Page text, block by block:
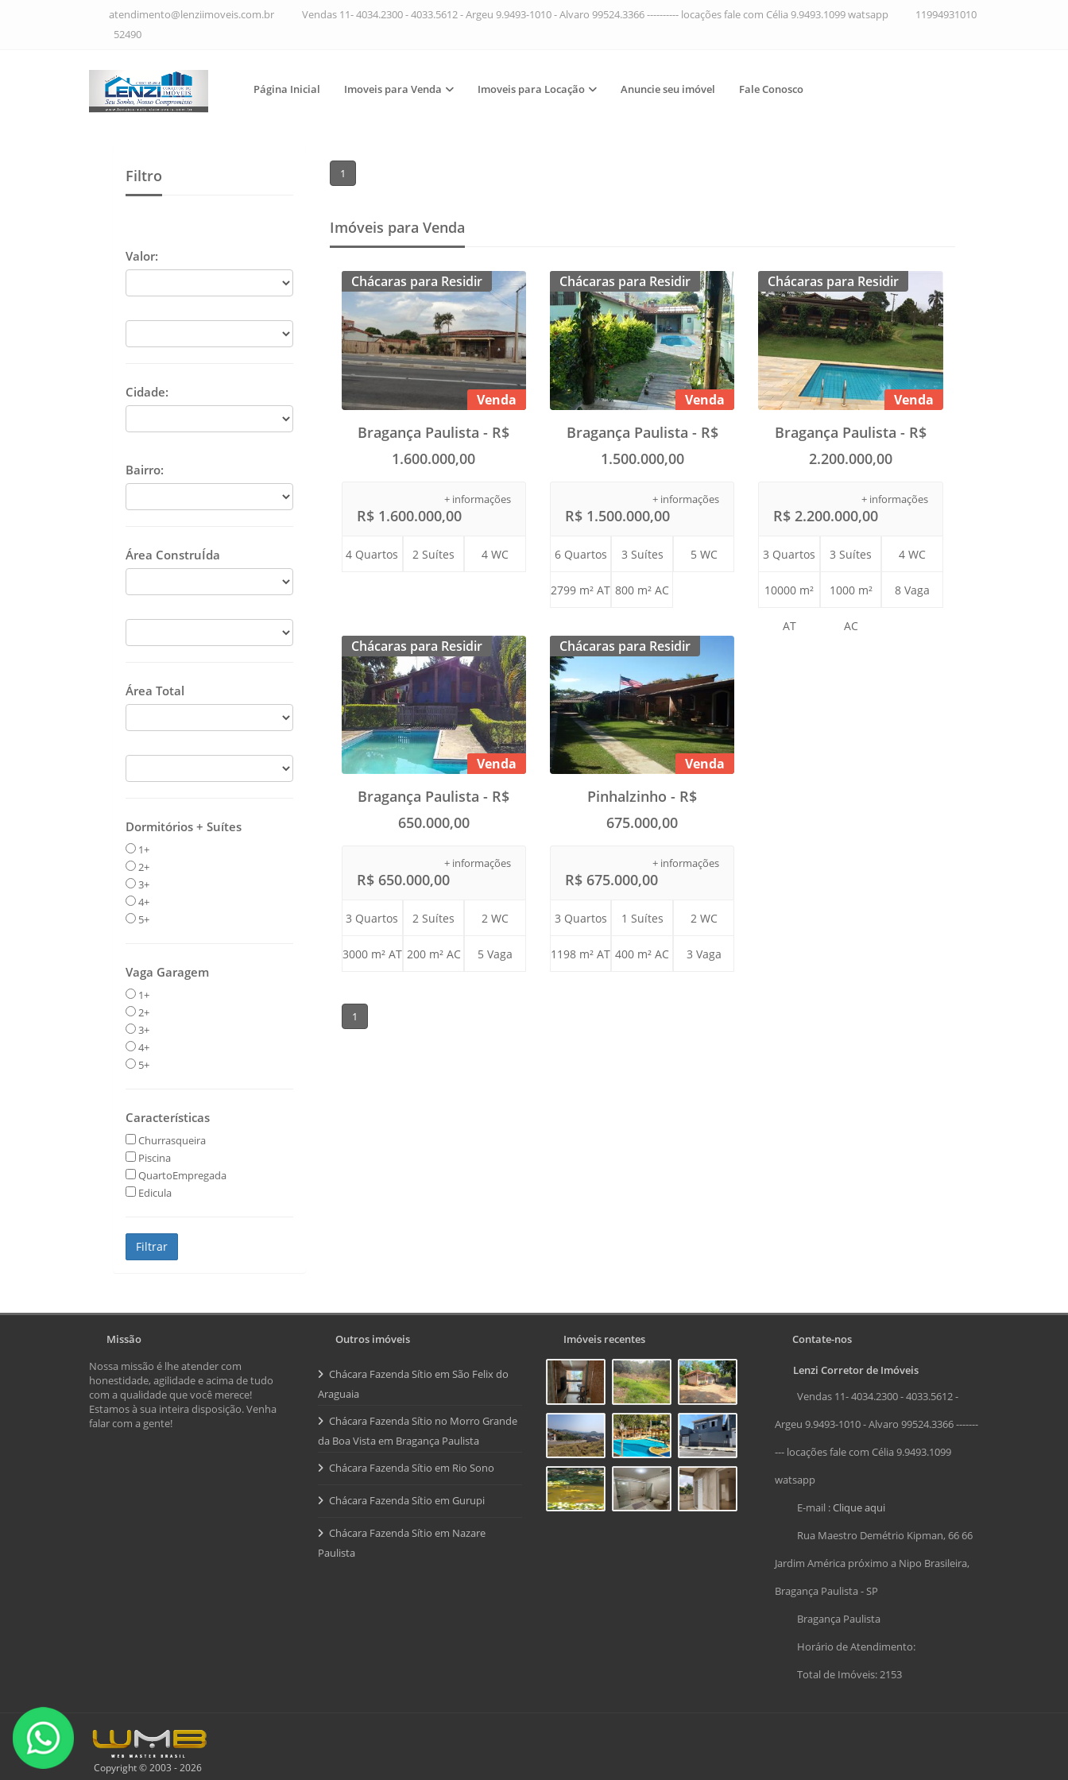
atendimento@lenziimoveis.com.br Vendas 11- 4034.2300 - 4033.5612 - Argeu 9.9493-1010 - Alvaro 99524.3366 ---------- locações fale com Célia 9.9493.1099 watsapp
11994931010
52490
Página Inicial Imoveis para Venda Imoveis para Locação Anuncie seu imóvel Fale Conosco
Filtro
Valor:
Cidade:
Bairro:
Área ConstruÍda
Área Total
Dormitórios + Suítes
1+
2+
3+
4+
5+
Vaga Garagem
1+
2+
3+
4+
5+
Características
Churrasqueira
Piscina
QuartoEmpregada
Edicula
1
Imóveis para Venda
Chácaras para Residir
Venda
Bragança Paulista - R$
1.600.000,00
+ informações
R$ 1.600.000,00
4 Quartos 2 Suítes 4 WC
Chácaras para Residir
Venda
Bragança Paulista - R$
1.500.000,00
+ informações
R$ 1.500.000,00
6 Quartos 3 Suítes 5 WC
2799 m² AT 800 m² AC
Chácaras para Residir
Venda
Bragança Paulista - R$
2.200.000,00
+ informações
R$ 2.200.000,00
3 Quartos 3 Suítes 4 WC
10000 m²
AT
1000 m²
AC
8 Vaga
Chácaras para Residir
Venda
Bragança Paulista - R$
650.000,00
+ informações
R$ 650.000,00
3 Quartos 2 Suítes 2 WC
3000 m² AT 200 m² AC 5 Vaga
Chácaras para Residir
Venda
Pinhalzinho - R$
675.000,00
+ informações
R$ 675.000,00
3 Quartos 1 Suítes 2 WC
1198 m² AT 400 m² AC 3 Vaga
1
Missão
Nossa missão é lhe atender com
honestidade, agilidade e acima de tudo
com a qualidade que você merece!
Estamos à sua inteira disposição. Venha
falar com a gente!
Outros imóveis
Chácara Fazenda Sítio em São Felix do
Araguaia
Chácara Fazenda Sítio no Morro Grande
da Boa Vista em Bragança Paulista
Chácara Fazenda Sítio em Rio Sono
Chácara Fazenda Sítio em Gurupi
Chácara Fazenda Sítio em Nazare
Paulista
Imóveis recentes Contate-nos
Lenzi Corretor de Imóveis
Vendas 11- 4034.2300 - 4033.5612 -
Argeu 9.9493-1010 - Alvaro 99524.3366 -------
--- locações fale com Célia 9.9493.1099
watsapp
E-mail :Clique aqui
Rua Maestro Demétrio Kipman, 66 66
Jardim América próximo a Nipo Brasileira,
Bragança Paulista - SP
Bragança Paulista
Horário de Atendimento:
Total de Imóveis: 2153
Copyright © 2003 - 2026